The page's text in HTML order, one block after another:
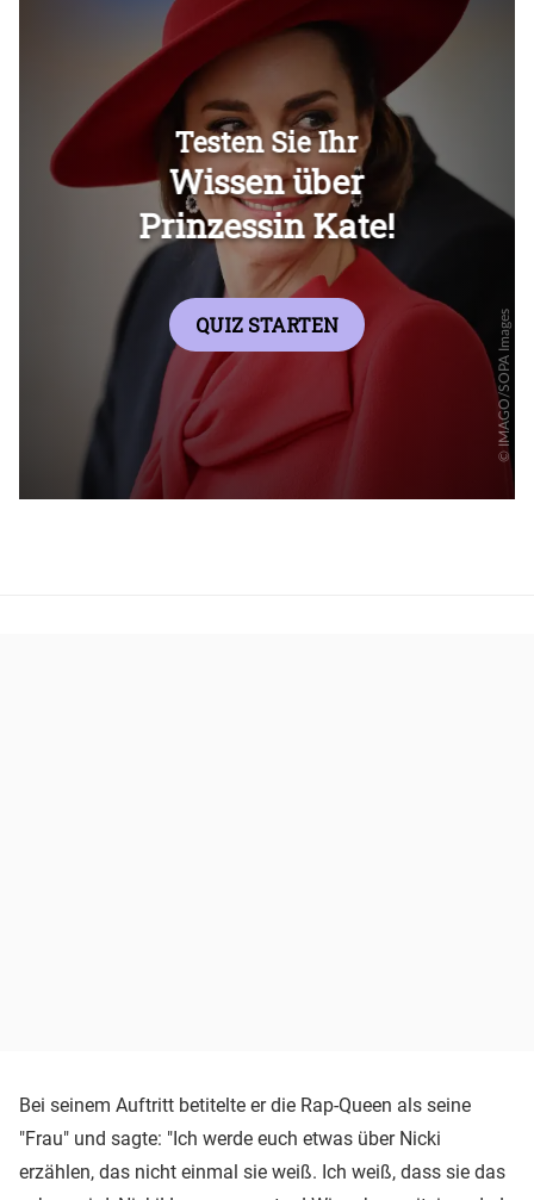
Überspringen
Bei seinem Auftritt betitelte er die Rap-Queen als seine
"Frau" und sagte: "Ich werde euch etwas über Nicki
erzählen, das nicht einmal sie weiß. Ich weiß, dass sie das